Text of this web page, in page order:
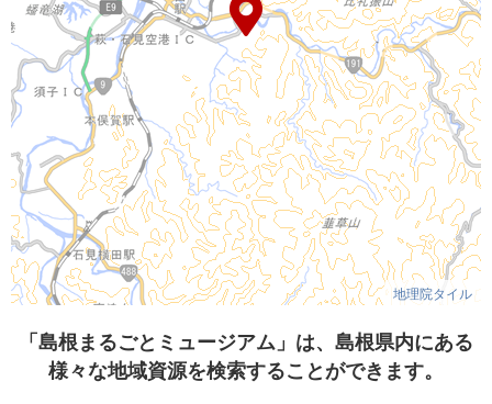
地理院タイル
「島根まるごとミュージアム」は、島根県内にある
様々な地域資源を検索することができます。